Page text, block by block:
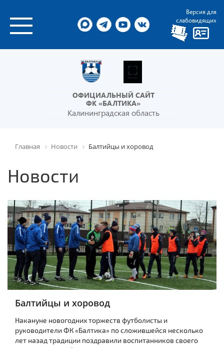
Версия для
слабовидящих
ОФИЦИАЛЬНЫЙ САЙТ
ФК «БАЛТИКА»
Калининградская область
Главная Новости Балтийцы и хоровод
Новости
Балтийцы и хоровод
Накануне новогодних торжеств футболисты и
руководители ФК «Балтика» по сложившейся несколько
лет назад традиции поздравили воспитанников своего